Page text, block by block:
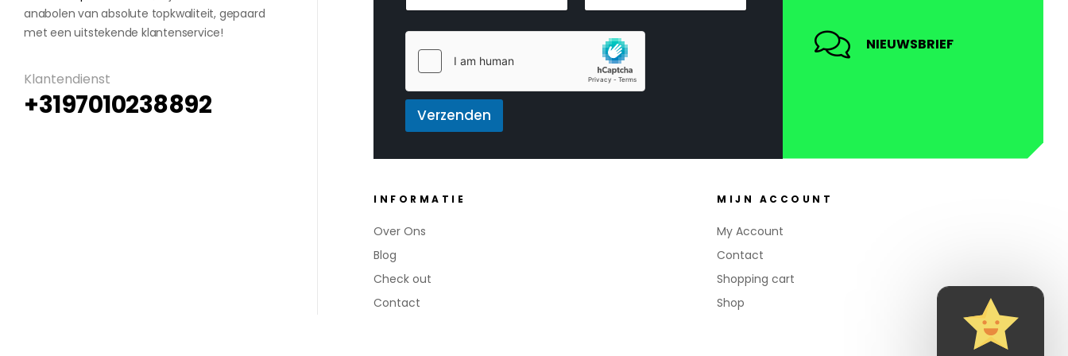
anabolen van absolute topkwaliteit, gepaard
met een uitstekende klantenservice!
Klantendienst
+3197010238892
u
y
t
a
m
a
i
Verzenden
NIEUWSBRIEF
INFORMATIE
Over Ons
Blog
Check out
Contact
MIJN ACCOUNT
My Account
Contact
Shopping cart
Shop